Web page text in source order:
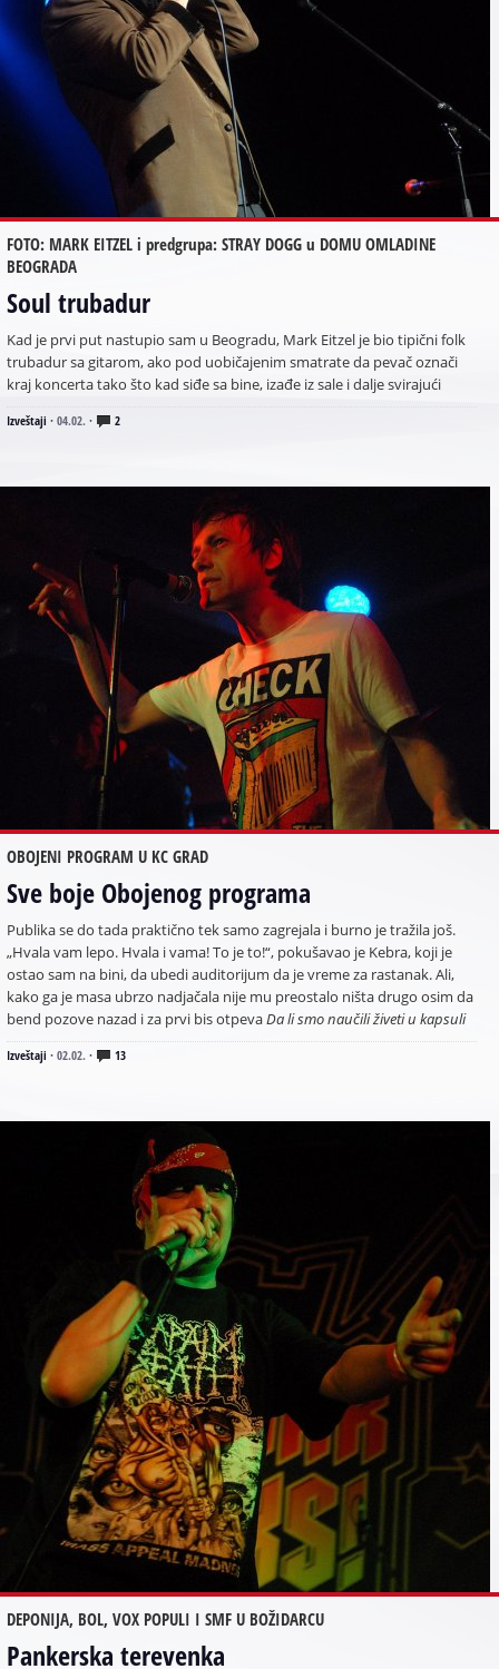
FOTO: MARK EITZEL i predgrupa: STRAY DOGG u DOMU OMLADINE
BEOGRADA
Soul trubadur
Kad je prvi put nastupio sam u Beogradu, Mark Eitzel je bio tipični folk
trubadur sa gitarom, ako pod uobičajenim smatrate da pevač označi
kraj koncerta tako što kad siđe sa bine, izađe iz sale i dalje svirajući
Izveštaji · 04.02. · 2
OBOJENI PROGRAM U KC GRAD
Sve boje Obojenog programa
Publika se do tada praktično tek samo zagrejala i burno je tražila još.
„Hvala vam lepo. Hvala i vama! To je to!“, pokušavao je Kebra, koji je
ostao sam na bini, da ubedi auditorijum da je vreme za rastanak. Ali,
kako ga je masa ubrzo nadjačala nije mu preostalo ništa drugo osim da
bend pozove nazad i za prvi bis otpevaDa li smo naučili živeti u kapsuli
Izveštaji · 02.02. · 13
DEPONIJA, BOL, VOX POPULI I SMF U BOŽIDARCU
Pankerska terevenka